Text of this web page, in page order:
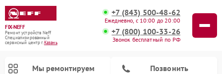
FIX-NEFF
Ремонт устройств Neff
Специализированный
cервисный центр г.Казань
+7 (843) 500-48-62
Ежедневно, с 10:00 до 20:00
+7 (800) 100-33-26
Звонок бесплатный по РФ
Мы ремонтируем Позвонить